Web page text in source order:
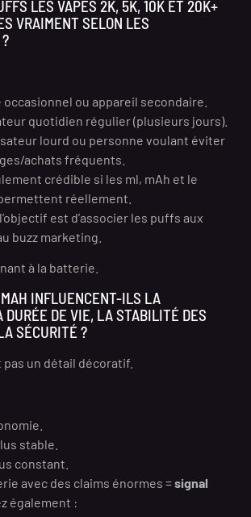
LES VAPES 2K, 5K, 10K ET 20K+
VRAIMENT SELON LES
occasionnel ou appareil secondaire.
quotidien régulier (plusieurs jours).
lourd ou personne voulant éviter
achats fréquents.
crédible si les ml, mAh et le
réellement.
est d’associer les puffs aux
buzz marketing.
à la batterie.
INFLUENCENT-ILS LA
DURÉE DE VIE, LA STABILITÉ DES
SÉCURITÉ ?
pas un détail décoratif.
stable.
constant.
avec des claims énormes =signal
également :